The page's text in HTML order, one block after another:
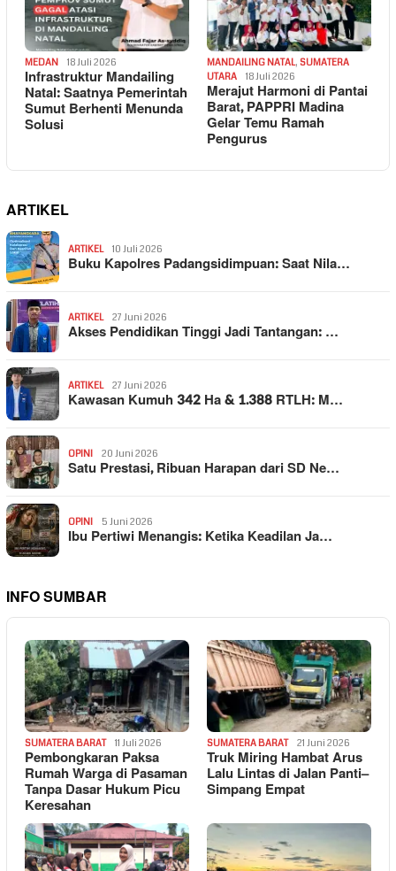
MEDAN 18 Juli 2026
Infrastruktur Mandailing
Natal: Saatnya Pemerintah
Sumut Berhenti Menunda
Solusi
MANDAILING NATAL, SUMATERA
UTARA
18 Juli 2026
Merajut Harmoni di Pantai
Barat, PAPPRI Madina
Gelar Temu Ramah
Pengurus
ARTIKEL
ARTIKEL 10 Juli 2026
Buku Kapolres Padangsidimpuan: Saat Nila…
ARTIKEL 27 Juni 2026
Akses Pendidikan Tinggi Jadi Tantangan: …
ARTIKEL 27 Juni 2026
Kawasan Kumuh 342 Ha & 1.388 RTLH: M…
OPINI 20 Juni 2026
Satu Prestasi, Ribuan Harapan dari SD Ne…
OPINI 5 Juni 2026
Ibu Pertiwi Menangis: Ketika Keadilan Ja…
INFO SUMBAR
SUMATERA BARAT 11 Juli 2026
Pembongkaran Paksa
Rumah Warga di Pasaman
Tanpa Dasar Hukum Picu
Keresahan
SUMATERA BARAT 21 Juni 2026
Truk Miring Hambat Arus
Lalu Lintas di Jalan Panti–
Simpang Empat